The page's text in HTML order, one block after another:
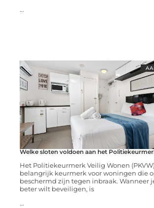
...
Welke sloten voldoen aan het
Het Politiekeurmerk Veilig Wonen
belangrijk keurmerk voor woningen die
beschermd zijn tegen inbraak. Wanneer
beter wilt beveiligen, is
...